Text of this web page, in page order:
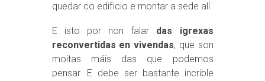
quedar co edificio e montar a sede alí.
E isto por non falar das igrexas
reconvertidas en vivendas, que son
moitas máis das que podemos
pensar. E debe ser bastante incrible